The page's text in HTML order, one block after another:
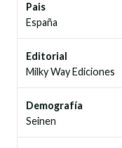
Pais
España
Editorial
Milky Way Ediciones
Demografía
Seinen